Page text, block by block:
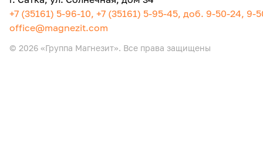
+7 (35161) 5-96-10, +7 (35161) 5-95-45, доб. 9-50-24, 9-
office@magnezit.com
© 2026 «Группа Магнезит». Все права защищены